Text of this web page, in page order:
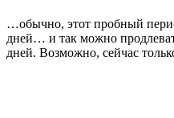
…обычно, этот пробный
дней… и так можно
дней. Возможно, сейчас